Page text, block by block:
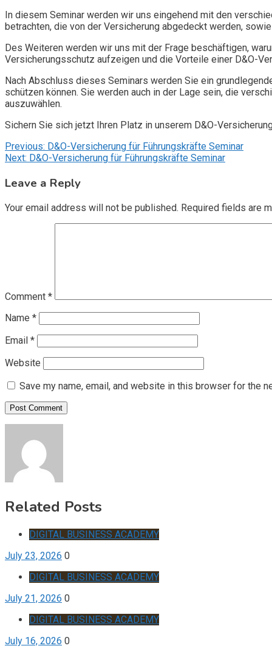
In diesem Seminar werden wir uns eingehend mit den
betrachten, die von der Versicherung abgedeckt werden,
Des Weiteren werden wir uns mit der Frage beschäftigen,
Versicherungsschutz aufzeigen und die Vorteile einer D&O-
Nach Abschluss dieses Seminars werden Sie ein
schützen können. Sie werden auch in der Lage sein, die
auszuwählen.
Sichern Sie sich jetzt Ihren Platz in unserem D&O-
Post
navigation
Previous: D&O-Versicherung für Führungskräfte Seminar
Next: D&O-Versicherung für Führungskräfte Seminar
Leave a Reply
Your email address will not be published. Required fields are
Comment *
Name *
Email *
Website
Save my name, email, and website in this browser for the
Related Posts
DIGITAL BUSINESS ACADEMY
July 23, 2026 0
DIGITAL BUSINESS ACADEMY
July 21, 2026 0
DIGITAL BUSINESS ACADEMY
July 16, 2026 0